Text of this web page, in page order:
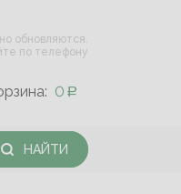
обновляются.
по телефону
0
НАЙТИ